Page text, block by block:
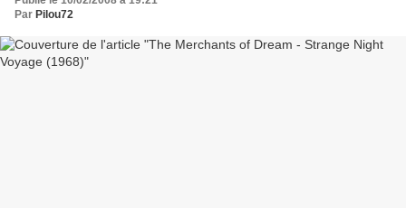
Par Pilou72